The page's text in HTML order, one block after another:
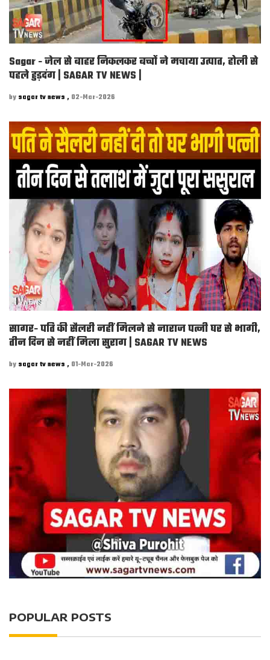
Sagar - जेल से बाहर निकलकर बच्चों ने मचाया उत्पात, होली से
पहले हुड़दंग | SAGAR TV NEWS |
by sagar tv news , 02-Mar-2026
सागर- पति की सैलरी नहीं मिलने से नाराज पत्नी घर से भागी,
तीन दिन से नहीं मिला सुराग | SAGAR TV NEWS
by sagar tv news , 01-Mar-2026
POPULAR POSTS